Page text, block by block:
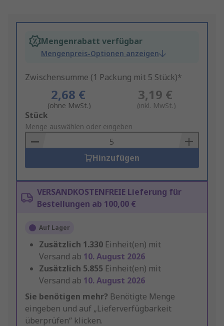
Mengenrabatt verfügbar
Mengenpreis-Optionen anzeigen
Zwischensumme (1 Packung mit 5 Stück)*
2,68 €
(ohne MwSt.)
3,19 €
(inkl. MwSt.)
Add
to
Basket
Stück
Menge auswählen oder eingeben
Hinzufügen
VERSANDKOSTENFREIE Lieferung für
Bestellungen ab 100,00 €
Auf Lager
Zusätzlich 1.330 Einheit(en) mit
Versand ab 10. August 2026
Zusätzlich 5.855 Einheit(en) mit
Versand ab 10. August 2026
Sie benötigen mehr? Benötigte Menge
eingeben und auf „Lieferverfügbarkeit
überprüfen“ klicken.